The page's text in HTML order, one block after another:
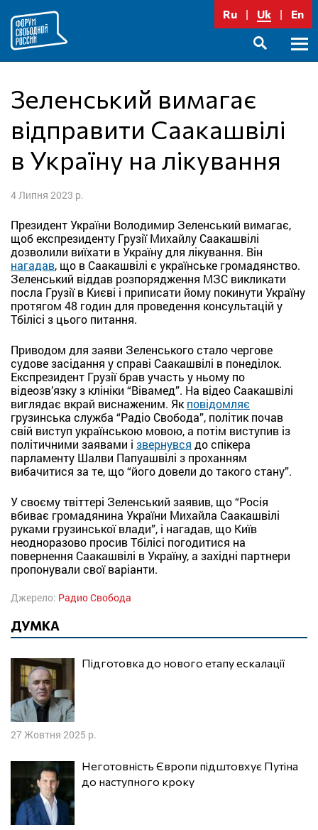
до
вмісту
Ru Uk En
Зеленський вимагає
відправити Саакашвілі
в Україну на лікування
4 Липня 2023 р.
Президент України Володимир Зеленський вимагає,
щоб експрезиденту Грузії Михайлу Саакашвілі
дозволили виїхати в Україну для лікування. Він
нагадав, що в Саакашвілі є українське громадянство.
Зеленський віддав розпорядження МЗС викликати
посла Грузії в Києві і приписати йому покинути Україну
протягом 48 годин для проведення консультацій у
Тбілісі з цього питання.
Приводом для заяви Зеленського стало чергове
судове засідання у справі Саакашвілі в понеділок.
Експрезидент Грузії брав участь у ньому по
відеозв’язку з клініки “Вівамед”. На відео Саакашвілі
виглядає вкрай виснаженим. Як повідомляє
грузинська служба “Радіо Свобода”, політик почав
свій виступ українською мовою, а потім виступив із
політичними заявами і звернувся до спікера
парламенту Шалви Папуашвілі з проханням
вибачитися за те, що “його довели до такого стану”.
У своєму твіттері Зеленський заявив, що “Росія
вбиває громадянина України Михайла Саакашвілі
руками грузинської влади”, і нагадав, що Київ
неодноразово просив Тбілісі погодитися на
повернення Саакашвілі в Україну, а західні партнери
пропонували свої варіанти.
Джерело: Радио Свобода
ДУМКА
Підготовка до нового етапу ескалації
27 Жовтня 2025 р.
Неготовність Європи підштовхує Путіна
до наступного кроку